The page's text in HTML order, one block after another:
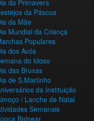
da Primavera
da Páscoa
da Mãe
Mundial da Criança
Populares
dos Avós
do Idoso
das Bruxas
de S.Martinho
da Instituição
/ Lanche de Natal
Semanais
Balnear